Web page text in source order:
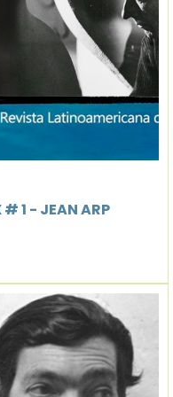
1 - JEAN ARP